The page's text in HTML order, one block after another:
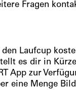
Fragen
Laufcup
es dir in
App zur
eine Menge